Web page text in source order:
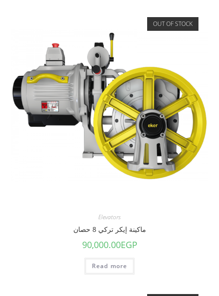
OUT OF STOCK
Elevators
ماكينة إيكر تركي 8 حصان
90,000.00EGP
Read more